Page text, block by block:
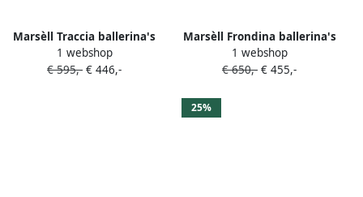
Marsèll Traccia ballerina's
Zwart
1 webshop
€ 595,- € 446,-
Marsèll Frondina ballerina's
Zwart
1 webshop
€ 650,- € 455,-
25%